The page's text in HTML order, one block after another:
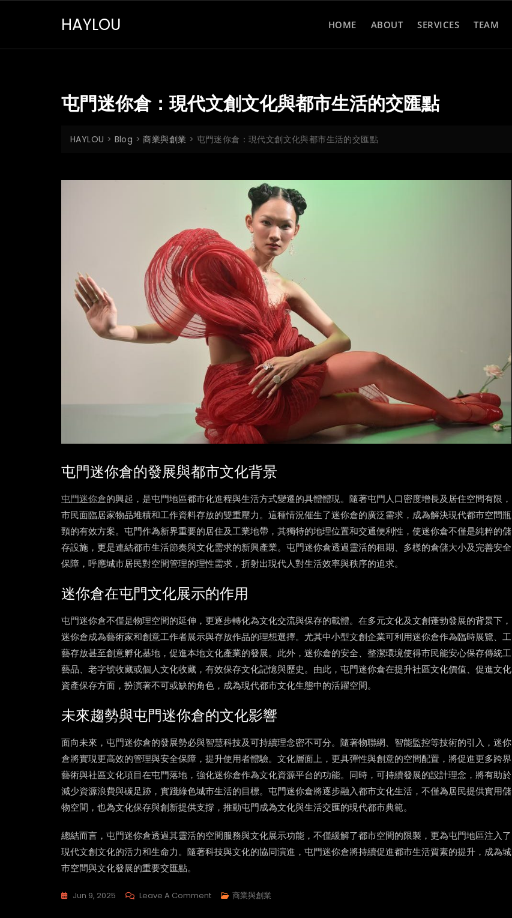
HAYLOU HOME ABOUT SERVICES TEAM
屯門迷你倉：現代文創文化與都市生活的交匯點
HAYLOU > Blog >商業與創業 > 屯門迷你倉：現代文創文化與都市生活的交匯點
屯門迷你倉的發展與都市文化背景
屯門迷你倉的興起，是屯門地區都市化進程與生活方式變遷的具體體現。隨著屯門人口密度增長及居住空間有限，
市民面臨居家物品堆積和工作資料存放的雙重壓力。這種情況催生了迷你倉的廣泛需求，成為解決現代都市空間瓶
頸的有效方案。屯門作為新界重要的居住及工業地帶，其獨特的地理位置和交通便利性，使迷你倉不僅是純粹的儲
存設施，更是連結都市生活節奏與文化需求的新興產業。屯門迷你倉透過靈活的租期、多樣的倉儲大小及完善安全
保障，呼應城市居民對空間管理的理性需求，折射出現代人對生活效率與秩序的追求。
迷你倉在屯門文化展示的作用
屯門迷你倉不僅是物理空間的延伸，更逐步轉化為文化交流與保存的載體。在多元文化及文創蓬勃發展的背景下，
迷你倉成為藝術家和創意工作者展示與存放作品的理想選擇。尤其中小型文創企業可利用迷你倉作為臨時展覽、工
藝存放甚至創意孵化基地，促進本地文化產業的發展。此外，迷你倉的安全、整潔環境使得市民能安心保存傳統工
藝品、老字號收藏或個人文化收藏，有效保存文化記憶與歷史。由此，屯門迷你倉在提升社區文化價值、促進文化
資產保存方面，扮演著不可或缺的角色，成為現代都市文化生態中的活躍空間。
未來趨勢與屯門迷你倉的文化影響
面向未來，屯門迷你倉的發展勢必與智慧科技及可持續理念密不可分。隨著物聯網、智能監控等技術的引入，迷你
倉將實現更高效的管理與安全保障，提升使用者體驗。文化層面上，更具彈性與創意的空間配置，將促進更多跨界
藝術與社區文化項目在屯門落地，強化迷你倉作為文化資源平台的功能。同時，可持續發展的設計理念，將有助於
減少資源浪費與碳足跡，實踐綠色城市生活的目標。屯門迷你倉將逐步融入都市文化生活，不僅為居民提供實用儲
物空間，也為文化保存與創新提供支撐，推動屯門成為文化與生活交匯的現代都市典範。
總結而言，屯門迷你倉透過其靈活的空間服務與文化展示功能，不僅緩解了都市空間的限製，更為屯門地區注入了
現代文創文化的活力和生命力。隨著科技與文化的協同演進，屯門迷你倉將持續促進都市生活質素的提升，成為城
市空間與文化發展的重要交匯點。
Jun 9, 2025 Leave A CommentOn
商業與創業